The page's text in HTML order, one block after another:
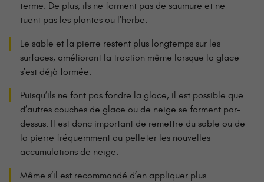
terme. De plus, ils ne forment pas de saumure et ne
tuent pas les plantes ou l’herbe.
Le sable et la pierre restent plus longtemps sur les
surfaces, améliorant la traction même lorsque la glace
s’est déjà formée.
Puisqu’ils ne font pas fondre la glace, il est possible que
d’autres couches de glace ou de neige se forment par-
dessus. Il est donc important de remettre du sable ou de
la pierre fréquemment ou pelleter les nouvelles
accumulations de neige.
Même s’il est recommandé d’en appliquer plus